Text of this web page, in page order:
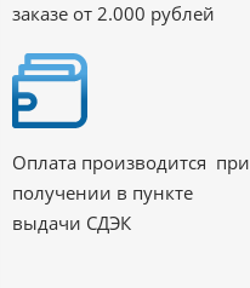
заказе от 2.000 рублей
Оплата производится при
получении в пункте
выдачи СДЭК